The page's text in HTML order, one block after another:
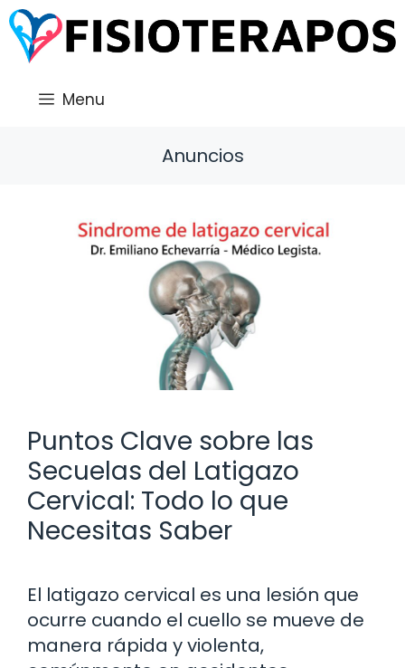
Saltar
al
contenido
Menu
Anuncios
Puntos Clave sobre las
Secuelas del Latigazo
Cervical: Todo lo que
Necesitas Saber
El latigazo cervical es una lesión que
ocurre cuando el cuello se mueve de
manera rápida y violenta,